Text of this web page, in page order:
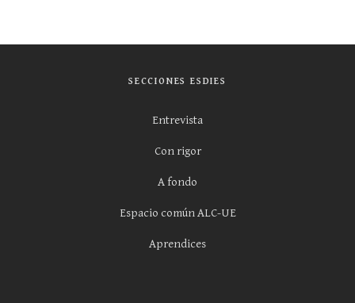
SECCIONES ESDIES
Entrevista
Con rigor
A fondo
Espacio común ALC-UE
Aprendices